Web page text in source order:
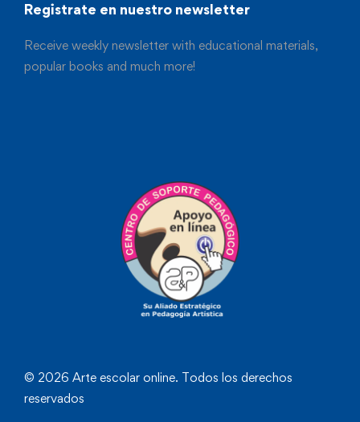
Registrate en nuestro newsletter
Receive weekly newsletter with educational materials,
popular books and much more!
© 2026 Arte escolar online. Todos los derechos
reservados